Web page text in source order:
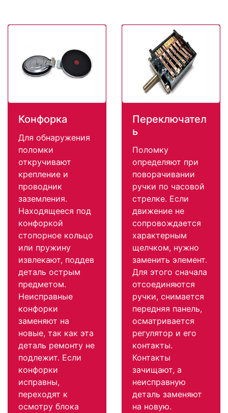
Конфорка
Для обнаружения
поломки
откручивают
крепление и
проводник
заземления.
Находящееся под
конфоркой
стопорное кольцо
или пружину
извлекают, поддев
деталь острым
предметом.
Неисправные
конфорки
заменяют на
новые, так как эта
деталь ремонту не
подлежит. Если
конфорки
исправны,
переходят к
осмотру блока
Переключател
ь
Поломку
определяют при
поворачивании
ручки по часовой
стрелке. Если
движение не
сопровождается
характерным
щелчком, нужно
заменить элемент.
Для этого сначала
отсоединяются
ручки, снимается
передняя панель,
осматривается
регулятор и его
контакты.
Контакты
зачищают, а
неисправную
деталь заменяют
на новую.